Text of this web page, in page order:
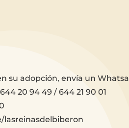
su adopción, envía un
20 94 49 / 644 21 90 01
lasreinasdelbiberon